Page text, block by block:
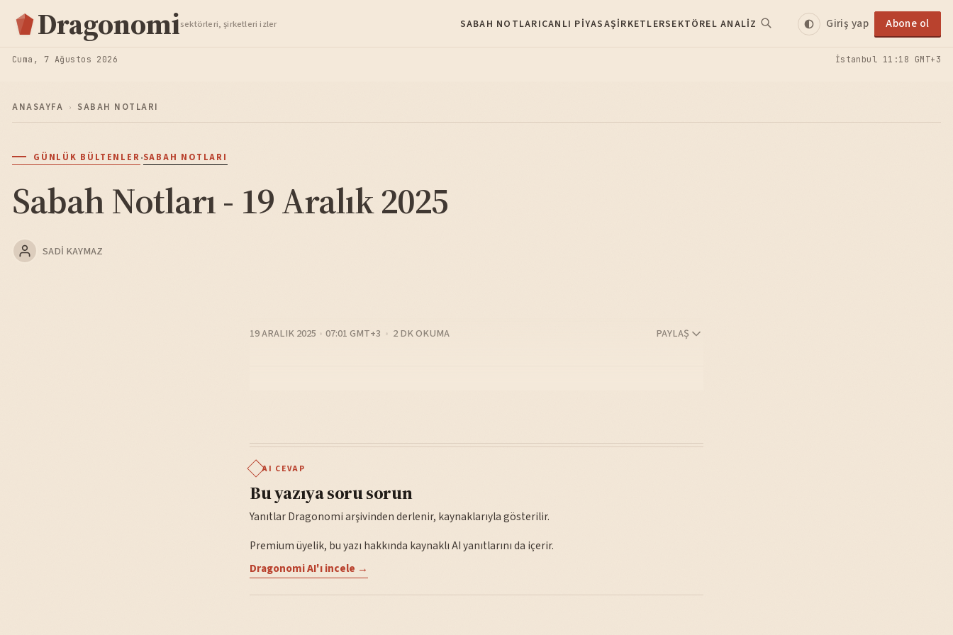
Dragonomisektörleri, şirketleri izler SABAH NOTLARICANLI PIYASAŞIRKETLERSEKTÖREL ANALIZ Giriş yap Abone ol
Cuma, 7 Ağustos 2026 İstanbul 11:18 GMT+3
ANASAYFA › SABAH NOTLARI
GÜNLÜK BÜLTENLER·SABAH NOTLARI
Sabah Notları - 19 Aralık 2025
SADI KAYMAZ
19 ARALIK 2025 07:01 GMT+3 2 DK OKUMA PAYLAŞ
AI CEVAP
Bu yazıya soru sorun
Yanıtlar Dragonomi arşivinden derlenir, kaynaklarıyla gösterilir.
Premium üyelik, bu yazı hakkında kaynaklı AI yanıtlarını da içerir.
Dragonomi AI'ı incele →